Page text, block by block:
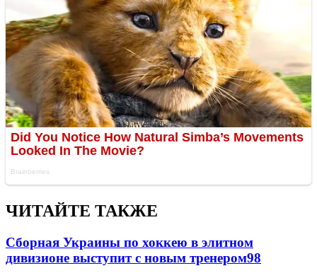
ЧИТАЙТЕ ТАКЖЕ
Сборная Украины по хоккею в элитном
дивизионе выступит с новым тренером98